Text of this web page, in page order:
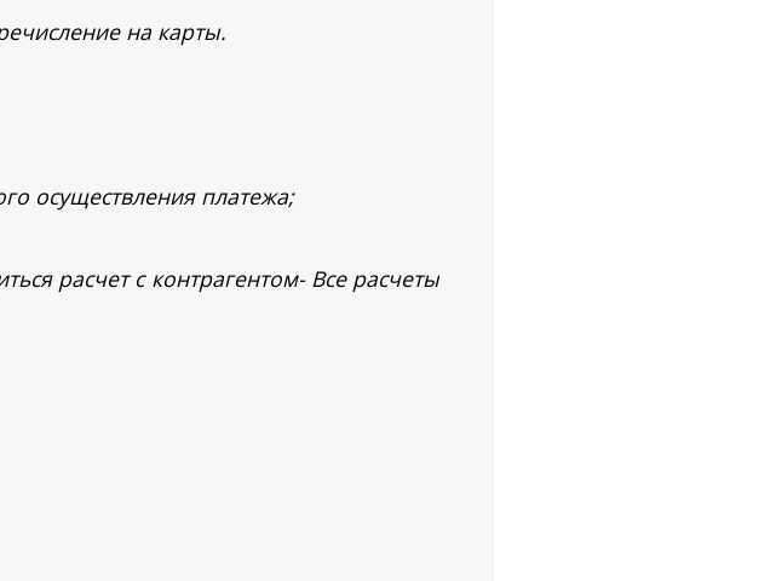
на карты.
осуществления платежа;
расчет с контрагентом- Все расчеты